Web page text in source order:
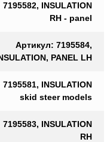
INSULATION
RH - panel
Артикул: 7195584,
PANEL LH
INSULATION
skid steer models
INSULATION
RH